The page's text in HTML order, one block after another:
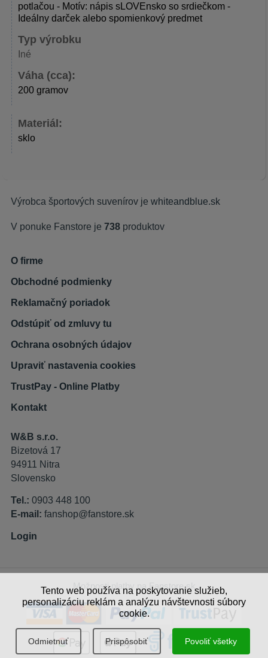
Tento web používa na poskytovanie služieb,
personalizáciu reklám a analýzu návštevnosti súbory
cookie.
Odmietnuť Prispôsobiť Povoliť všetky
potlačou - Motív: nápis sLOVEnsko so srdiečkom -
Ideálny darček alebo spomienkový predmet
Typ výrobku
Iné
Váha (cca):
200 gramov
Materiál:
sklo
Výrobca športových suvenírov je whiteandblue.sk
V ponuke Fanstore je 738 produktov
O firme
Obchodné podmienky
Reklamačný poriadok
Odstúpiť od zmluvy tu
Ochrana osobných údajov
Upraviť nastavenia cookies
TrustPay - Online Platby
Kontakt
W&B s.r.o.
Bizetová 17
94911 Nitra
Slovensko
Tel.: 0903 448 100
E-mail: fanshop@fanstore.sk
Login
Možnosti platby na Fanstore.sk